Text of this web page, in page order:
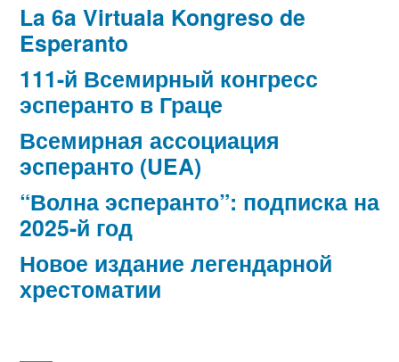
La 6a Virtuala Kongreso de
Esperanto
111-й Всемирный конгресс
эсперанто в Граце
Всемирная ассоциация
эсперанто (UEA)
“Волна эсперанто”: подписка на
2025-й год
Новое издание легендарной
хрестоматии